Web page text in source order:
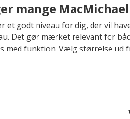
mange MacMichael
et godt niveau for dig, der vil
Det gør mærket relevant for
med funktion. Vælg størrelse ud